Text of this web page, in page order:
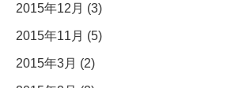
2015年12月 (3)
2015年11月 (5)
2015年3月 (2)